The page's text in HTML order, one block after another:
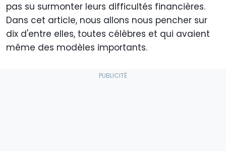
pas su surmonter leurs difficultés financières.
Dans cet article, nous allons nous pencher sur
dix d'entre elles, toutes célèbres et qui avaient
même des modèles importants.